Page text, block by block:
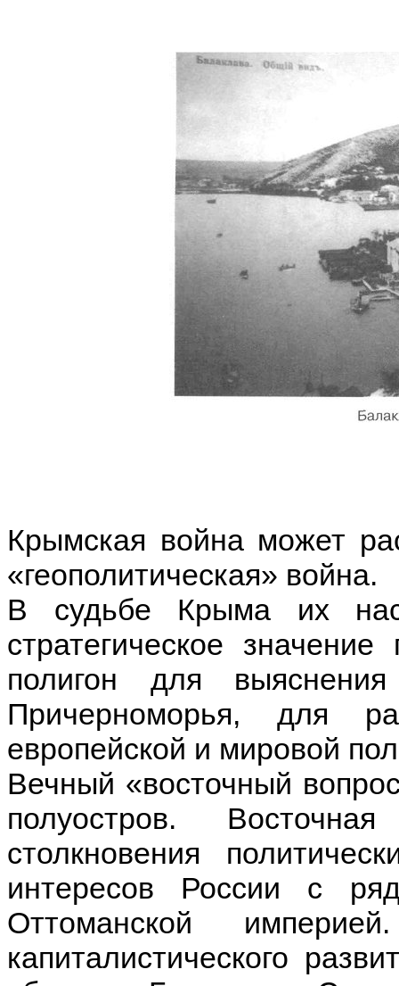
Крымская война может
«геополитическая» война.
В судьбе Крыма их
стратегическое
полигон для
Причерноморья, для
европейской и мировой
Вечный «восточный
полуостров.
столкновения
интересов России с
Оттоманской
капиталистического